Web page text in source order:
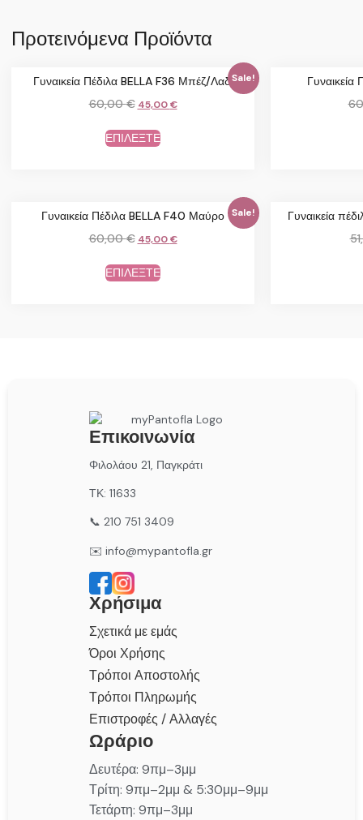
Προτεινόμενα Προϊόντα
Sale!
Γυναικεία Πέδιλα BELLA F36 Μπέζ/Λαδί
60,00€ 45,00€
ΕΠΙΛΕΞΤΕ
Γυναικεία
Sale!
Γυναικεία Πέδιλα BELLA F40 Μαύρο
60,00€ 45,00€
ΕΠΙΛΕΞΤΕ
Γυναικεία
Επικοινωνία
Φιλολάου 21, Παγκράτι
ΤΚ: 11633
📞 210 751 3409
✉️ info@mypantofla.gr
Χρήσιμα
Σχετικά με εμάς
Όροι Χρήσης
Τρόποι Αποστολής
Τρόποι Πληρωμής
Επιστροφές / Αλλαγές
Ωράριο
Δευτέρα: 9πμ–3μμ
Τρίτη: 9πμ–2μμ & 5:30μμ–9μμ
Τετάρτη: 9πμ–3μμ